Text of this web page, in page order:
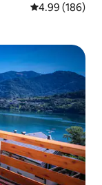
Rating medju
4.99 (186)